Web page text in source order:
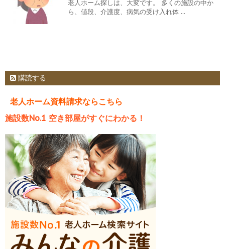
老人ホーム探しは、大変です。 多くの施設の中か
ら、値段、介護度、病気の受け入れ体 ...
購読する
老人ホーム資料請求ならこちら
施設数No.1 空き部屋がすぐにわかる！